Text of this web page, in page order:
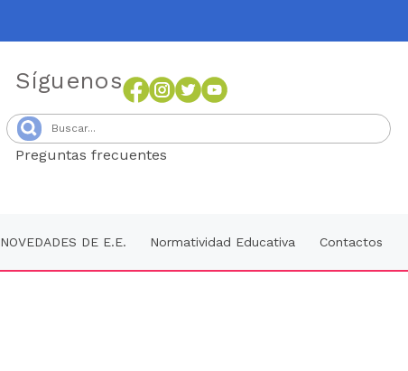
Síguenos
Preguntas frecuentes
NOVEDADES DE E.E. Normatividad Educativa Contactos